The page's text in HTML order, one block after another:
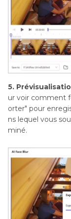
5.
ur voir comment
orter" pour
ns lequel vous
miné.